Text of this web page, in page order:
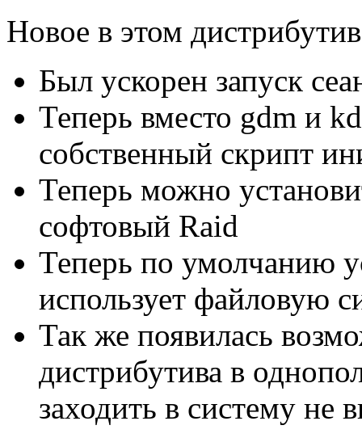
Новое в этом
Был ускорен запуск
Теперь вместо gdm и
собственный скрипт
Теперь можно
софтовый Raid
Теперь по умолчанию
использует файловую
Так же появилась
дистрибутива в
заходить в систему не